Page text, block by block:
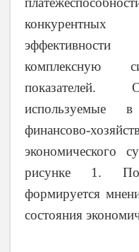
комплексную
показателей.
используемые
финансово-
экономического
рисунке 1. По
формируется
состояния